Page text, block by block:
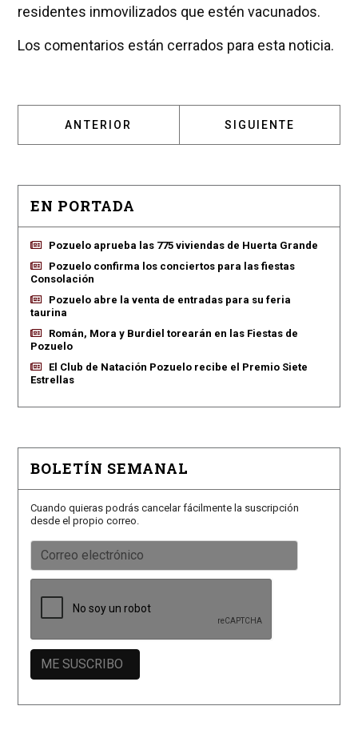
residentes inmovilizados que estén vacunados.
Los comentarios están cerrados para esta noticia.
ARTÍCULO ANTERIOR: LA INCIDENCIA
ANTERIOR ARTÍCULO
SIGUIENTE
EN PORTADA
Pozuelo aprueba las 775 viviendas de Huerta Grande
Pozuelo confirma los conciertos para las fiestas
Consolación
Pozuelo abre la venta de entradas para su feria
taurina
Román, Mora y Burdiel torearán en las Fiestas de
Pozuelo
El Club de Natación Pozuelo recibe el Premio Siete
Estrellas
BOLETÍN SEMANAL
Cuando quieras podrás cancelar fácilmente la suscripción
desde el propio correo.